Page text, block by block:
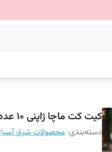
کیت کت ماچا ژاپنی 10 عددی Kit Kat
دسته‌بندی: محصولات شرق آسیا